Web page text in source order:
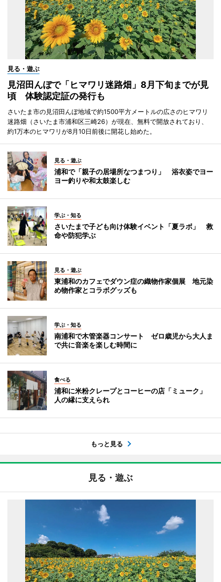
見る・遊ぶ
見沼田んぼで「ヒマワリ迷路畑」8月下旬までが見
頃 体験認定証の発行も
さいたま市の見沼田んぼ地域で約1500平方メートルの広さのヒマワリ
迷路畑（さいたま市浦和区三崎26）が現在、無料で開放されており、
約1万本のヒマワリが8月10日前後に開花し始めた。
見る・遊ぶ
浦和で「親子の居場所なつまつり」 浴衣姿でヨー
ヨー釣りや和太鼓楽しむ
学ぶ・知る
さいたまで子ども向け体験イベント「夏ラボ」 救
命や防犯学ぶ
見る・遊ぶ
東浦和のカフェでダウン症の織物作家個展 地元染
め物作家とコラボグッズも
学ぶ・知る
南浦和で木管楽器コンサート ゼロ歳児から大人ま
で共に音楽を楽しむ時間に
食べる
浦和に米粉クレープとコーヒーの店「ミューク」
人の縁に支えられ
もっと見る
見る・遊ぶ